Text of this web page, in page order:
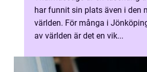
har funnit sin plats även i den
världen. För många i
av världen är det en vik...